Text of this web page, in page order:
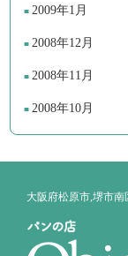
2009年1月
2008年12月
2008年11月
2008年10月
大阪府松原市,堺市